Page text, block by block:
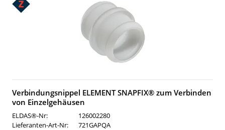
Verbindungsnippel ELEMENT SNAPFIX® zum Verbinden
von Einzelgehäusen
ELDAS®-Nr:
126002280
Lieferanten-Art-Nr:
721GAPQA